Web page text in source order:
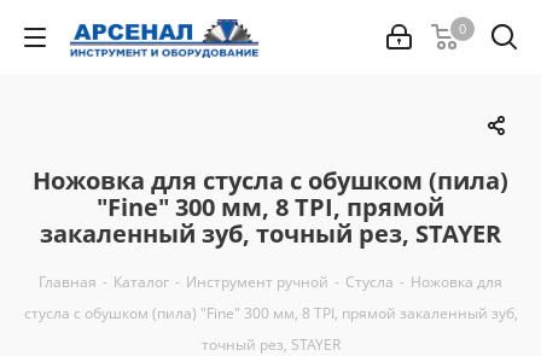
0
Ножовка для стусла c обушком (пила)
"Fine" 300 мм, 8 TPI, прямой
закаленный зуб, точный рез, STAYER
Главная - Каталог - Инструмент ручной - Стусла - Ножовка для
стусла c обушком (пила) "Fine" 300 мм, 8 TPI, прямой закаленный зуб,
точный рез, STAYER